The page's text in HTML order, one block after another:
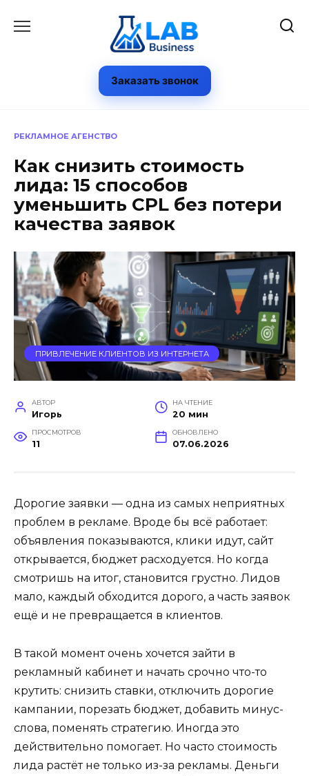
Заказать звонок
РЕКЛАМНОЕ АГЕНСТВО
Как снизить стоимость
лида: 15 способов
уменьшить CPL без потери
качества заявок
ПРИВЛЕЧЕНИЕ КЛИЕНТОВ ИЗ ИНТЕРНЕТА
АВТОР
Игорь
НА ЧТЕНИЕ
20 мин
ПРОСМОТРОВ
11
ОБНОВЛЕНО
07.06.2026
Дорогие заявки — одна из самых неприятных
проблем в рекламе. Вроде бы всё работает:
объявления показываются, клики идут, сайт
открывается, бюджет расходуется. Но когда
смотришь на итог, становится грустно. Лидов
мало, каждый обходится дорого, а часть заявок
ещё и не превращается в клиентов.
В такой момент очень хочется зайти в
рекламный кабинет и начать срочно что-то
крутить: снизить ставки, отключить дорогие
кампании, порезать бюджет, добавить минус-
слова, поменять стратегию. Иногда это
действительно помогает. Но часто стоимость
лида растёт не только из-за рекламы. Деньги